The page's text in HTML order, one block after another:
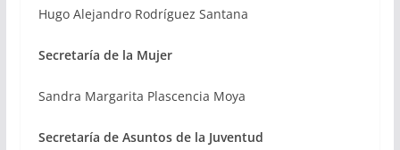
Hugo Alejandro Rodríguez Santana
Secretaría de la Mujer
Sandra Margarita Plascencia Moya
Secretaría de Asuntos de la Juventud